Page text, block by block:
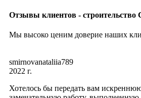
Отзывы клиентов -
Мы высоко ценим доверие наших
smirnovanataliia789
2022 г.
Хотелось бы передать вам